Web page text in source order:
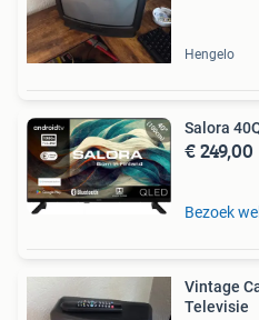
Hengelo
Salora
€ 249,00
Bezoek
Vintage
Televisie